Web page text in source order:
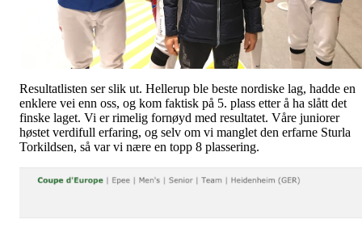
Resultatlisten ser slik ut. Hellerup ble beste nordiske lag, hadde en
enklere vei enn oss, og kom faktisk på 5. plass etter å ha slått det
finske laget. Vi er rimelig fornøyd med resultatet. Våre juniorer
høstet verdifull erfaring, og selv om vi manglet den erfarne Sturla
Torkildsen, så var vi nære en topp 8 plassering.